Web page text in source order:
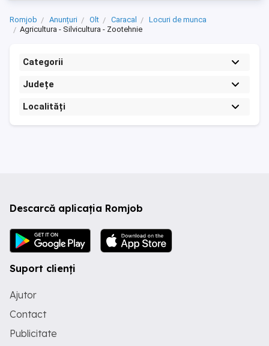
Romjob Anunțuri Olt Caracal
Locuri de munca
Agricultura - Silvicultura - Zootehnie
Categorii
Județe
Localități
Descarcă aplicația Romjob
Suport clienți
Ajutor
Contact
Publicitate